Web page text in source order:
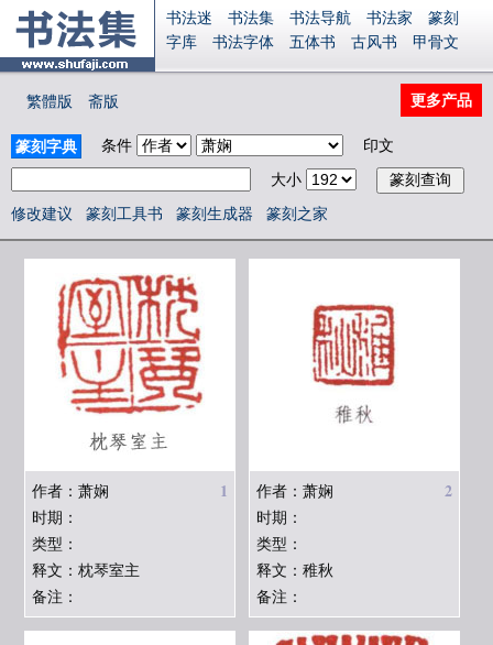
书法迷 书法集 书法导航 书法家
篆刻
字库
书法字体 五体书 古风书
甲骨文
書法视频
字源
国学
古籍
中医 象棋 游戏 电子书
字体下载
免费字体 中文字体
英文字体
Ai矢量
P图宝 南无阿弥陀佛
安全网站
显广告 捐赠 繁體版 登录
繁體版 斋版 更多产品
篆刻字典 条件
印文
大小
修改建议
篆刻工具书 篆刻生成器 篆刻之家
1
作者：萧娴
时期：
类型：
释文：枕琴室主
备注：
2
作者：萧娴
时期：
类型：
释文：稚秋
备注：